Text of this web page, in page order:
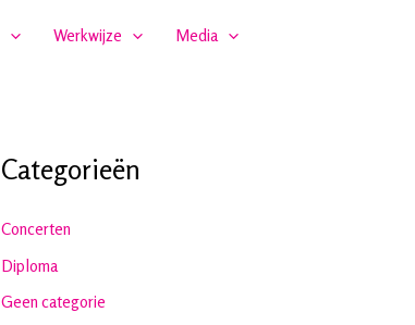
Werkwijze
Media
Categorieën
Concerten
Diploma
Geen categorie